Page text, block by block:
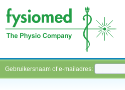
Gebruikersnaam of e-mailadres: